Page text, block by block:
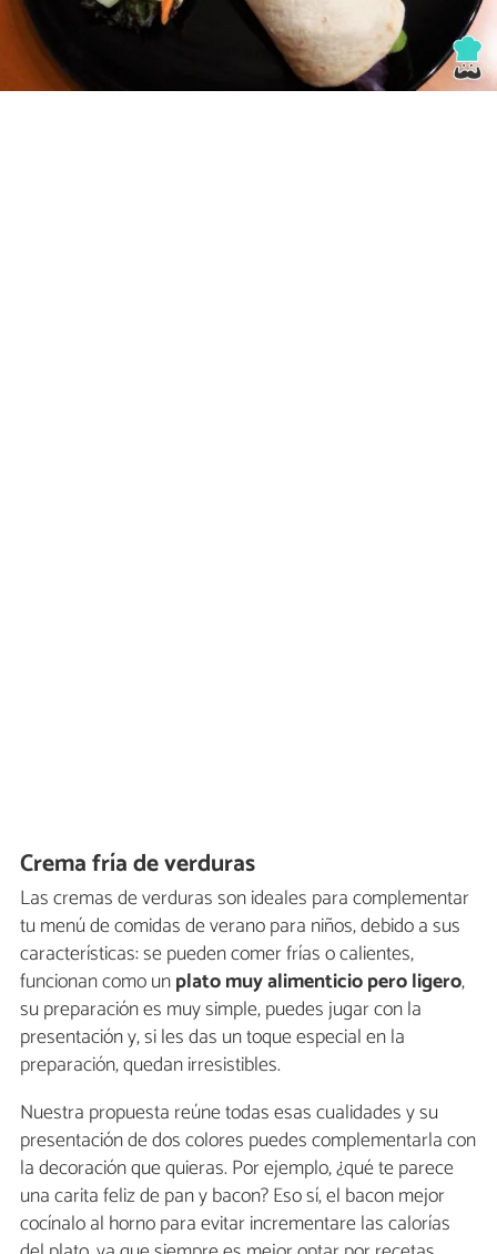
Crema fría de verduras
Las cremas de verduras son ideales para complementar
tu menú de comidas de verano para niños, debido a sus
características: se pueden comer frías o calientes,
funcionan como unplato muy alimenticio pero ligero,
su preparación es muy simple, puedes jugar con la
presentación y, si les das un toque especial en la
preparación, quedan irresistibles.
Nuestra propuesta reúne todas esas cualidades y su
presentación de dos colores puedes complementarla con
la decoración que quieras. Por ejemplo, ¿qué te parece
una carita feliz de pan y bacon? Eso sí, el bacon mejor
cocínalo al horno para evitar incrementare las calorías